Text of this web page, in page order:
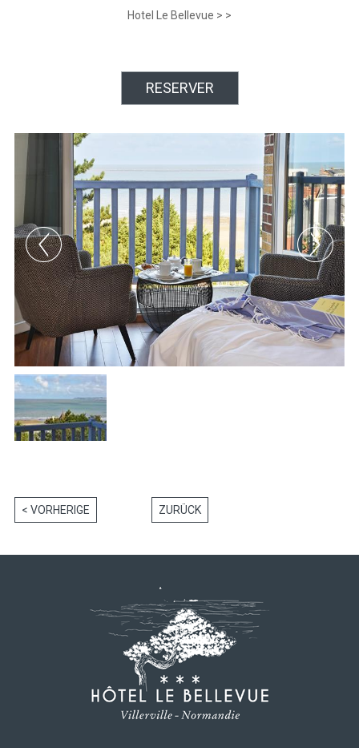
Hotel Le Bellevue > >
RESERVER
< VORHERIGE ZURÜCK